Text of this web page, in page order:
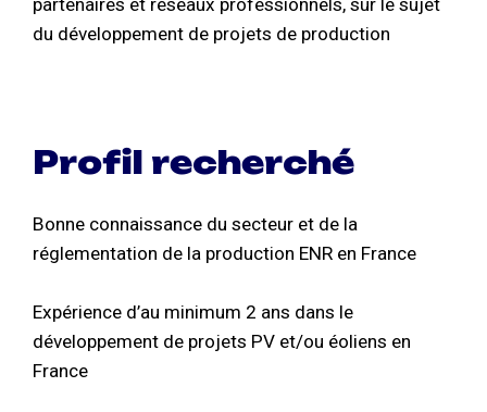
partenaires et réseaux professionnels, sur le sujet
du développement de projets de production
Profil recherché
Bonne connaissance du secteur et de la
réglementation de la production ENR en France
Expérience d’au minimum 2 ans dans le
développement de projets PV et/ou éoliens en
France